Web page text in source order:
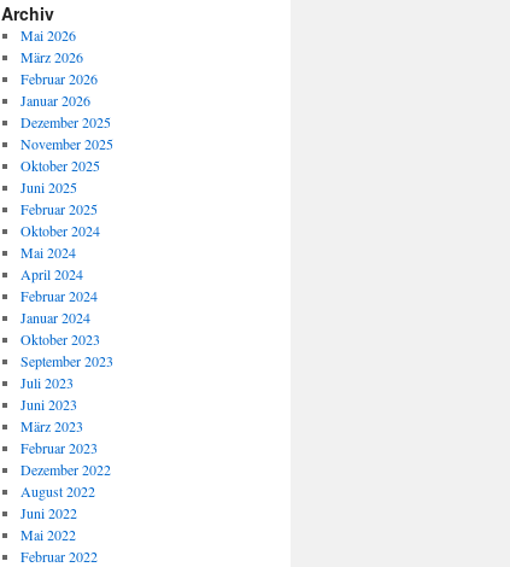
Archiv
Mai 2026
März 2026
Februar 2026
Januar 2026
Dezember 2025
November 2025
Oktober 2025
Juni 2025
Februar 2025
Oktober 2024
Mai 2024
April 2024
Februar 2024
Januar 2024
Oktober 2023
September 2023
Juli 2023
Juni 2023
März 2023
Februar 2023
Dezember 2022
August 2022
Juni 2022
Mai 2022
Februar 2022